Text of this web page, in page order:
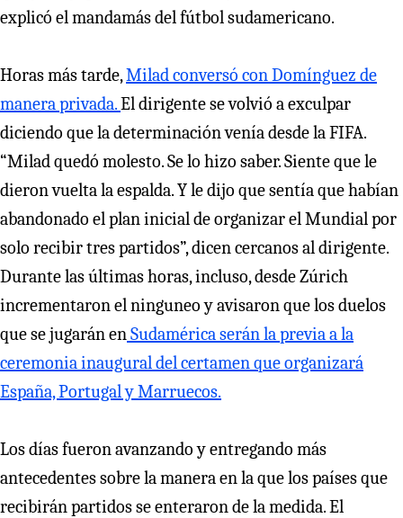
explicó el mandamás del fútbol sudamericano.
Horas más tarde,Milad conversó con Domínguez de
manera privada.El dirigente se volvió a exculpar
diciendo que la determinación venía desde la FIFA.
“Milad quedó molesto. Se lo hizo saber. Siente que le
dieron vuelta la espalda. Y le dijo que sentía que habían
abandonado el plan inicial de organizar el Mundial por
solo recibir tres partidos”, dicen cercanos al dirigente.
Durante las últimas horas, incluso, desde Zúrich
incrementaron el ninguneo y avisaron que los duelos
que se jugarán enSudamérica serán la previa a la
ceremonia inaugural del certamen que organizará
España, Portugal y Marruecos.
Los días fueron avanzando y entregando más
antecedentes sobre la manera en la que los países que
recibirán partidos se enteraron de la medida. El